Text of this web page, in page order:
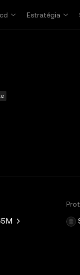
Estratégia